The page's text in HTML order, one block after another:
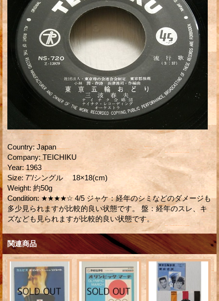
Country: Japan
Company: TEICHIKU
Year: 1963
Size: 7"/シングル 18×18(cm)
Weight: 約50g
Condition: ★★★★☆ 4/5 ジャケ：経年のシミなどのダメージも
多少見られますが比較的良い状態です。 盤：経年のスレ、キ
ズなども見られますが比較的良い状態です。
関連商品